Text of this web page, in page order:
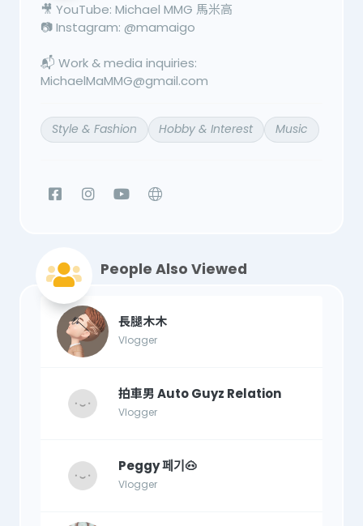
🎥 YouTube: Michael MMG 馬米高
📷 Instagram: @mamaigo
📬 Work & media inquiries:
MichaelMaMMG@gmail.com
Style & Fashion Hobby & Interest Music
People Also Viewed
長腿木木
Vlogger
拍車男 Auto Guyz Relation
Vlogger
Peggy 페기🐽
Vlogger